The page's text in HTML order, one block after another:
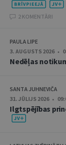
2 KOMENTĀRI
PAULA LIPE
3. AUGUSTS 2026 •
Nedēļas
SANTA JUHNEVIČA
31. JŪLIJS 2026 •
Ilgtspējības